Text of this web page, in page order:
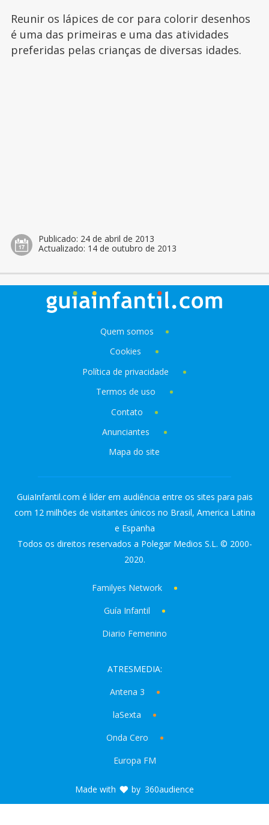
Reunir os lápices de cor para colorir desenhos
é uma das primeiras e uma das atividades
preferidas pelas crianças de diversas idades.
Publicado: 24 de abril de 2013
Actualizado: 14 de outubro de 2013
Quem somos
Cookies
Política de privacidade
Termos de uso
Contato
Anunciantes
Mapa do site
GuiaInfantil.com é líder em audiência entre os sites para pais
com 12 milhões de visitantes únicos no Brasil, America Latina
e Espanha
Todos os direitos reservados a Polegar Medios S.L. © 2000-
2020.
Familyes Network
Guía Infantil
Diario Femenino
ATRESMEDIA:
Antena 3
laSexta
Onda Cero
Europa FM
Made with by 360audience